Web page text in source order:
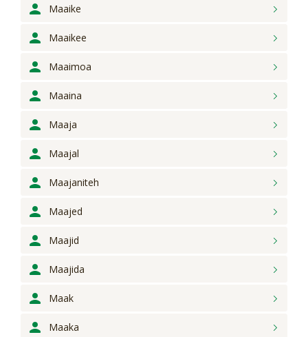
Maaike
Maaikee
Maaimoa
Maaina
Maaja
Maajal
Maajaniteh
Maajed
Maajid
Maajida
Maak
Maaka